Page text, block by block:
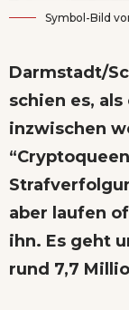
Symbol-Bild
Darmstadt/
schien es,
inzwischen
aber laufen
ihn. Es geht
rund 7,7